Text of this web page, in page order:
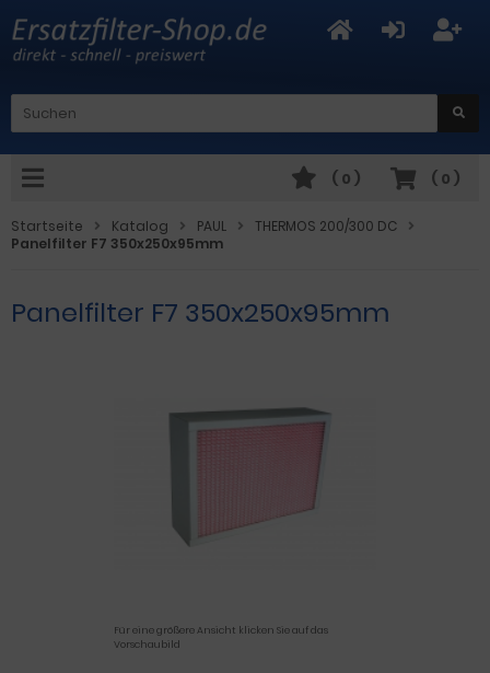
( 0 )
( 0 )
Startseite Katalog PAUL
THERMOS 200/300 DC
Panelfilter F7 350x250x95mm
Panelfilter F7 350x250x95mm
Für eine größere Ansicht klicken Sie auf das
Vorschaubild